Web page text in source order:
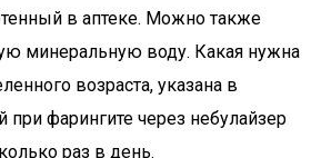
в аптеке. Можно также
минеральную воду. Какая нужна
возраста, указана в
при фарингите через небулайзер
раз в день.